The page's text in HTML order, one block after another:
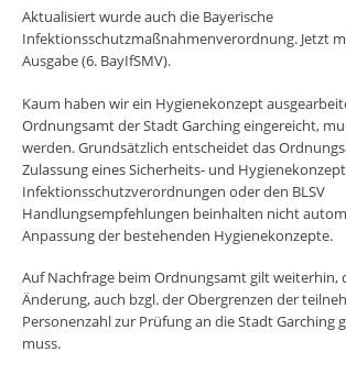
Aktualisiert wurde auch die Bayerische
Infektionsschutzmaßnahmenverordnung. Jetzt
Ausgabe (6. BayIfSMV).
Kaum haben wir ein Hygienekonzept
Ordnungsamt der Stadt Garching eingereicht,
werden. Grundsätzlich entscheidet das
Zulassung eines Sicherheits- und
Infektionsschutzverordnungen oder den BLSV
Handlungsempfehlungen beinhalten nicht
Anpassung der bestehenden Hygienekonzepte.
Auf Nachfrage beim Ordnungsamt gilt weiterhin,
Änderung, auch bzgl. der Obergrenzen der
Personenzahl zur Prüfung an die Stadt Garching
muss.